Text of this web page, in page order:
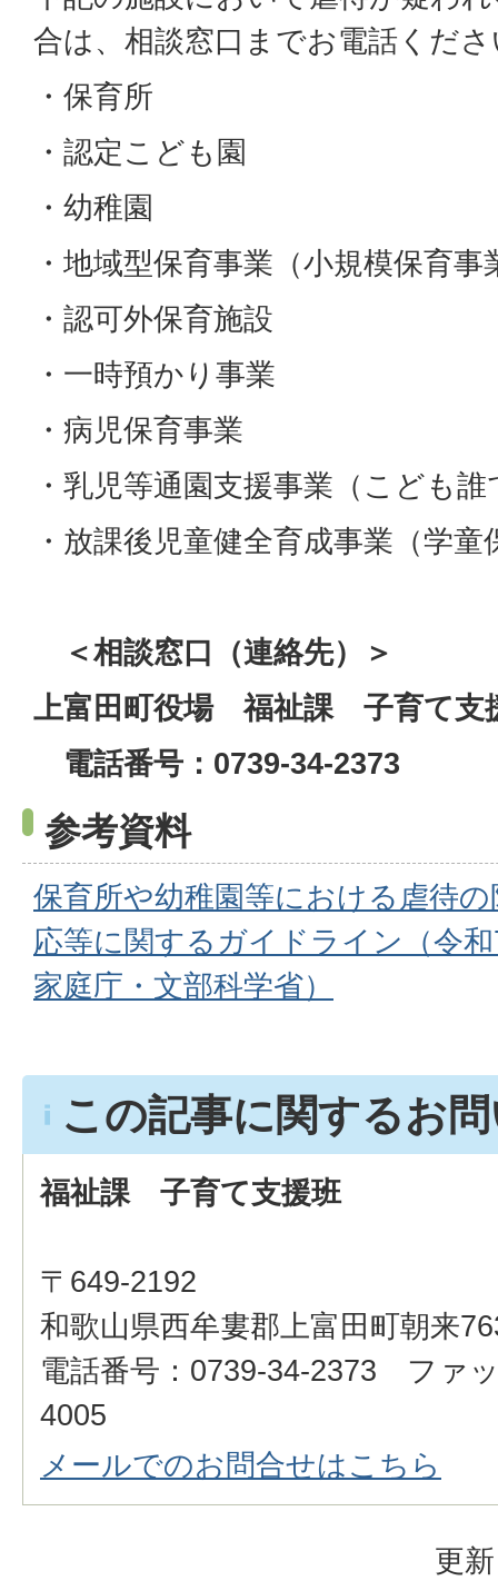
合は、相談窓口までお電話くだ
・保育所
・認定こども園
・幼稚園
・地域型保育事業（小規模保育事
・認可外保育施設
・一時預かり事業
・病児保育事業
・乳児等通園支援事業（こども
・放課後児童健全育成事業（学童
＜相談窓口（連絡先）＞
上富田町役場 福祉課 子育て支
電話番号：0739-34-2373
参考資料
保育所や幼稚園等における虐待
応等に関するガイドライン（令
家庭庁・文部科学省）
この記事に関するお
福祉課 子育て支援班
〒649-2192
和歌山県西牟婁郡上富田町朝来
電話番号：0739-34-2373 ファ
4005
メールでのお問合せはこちら
更